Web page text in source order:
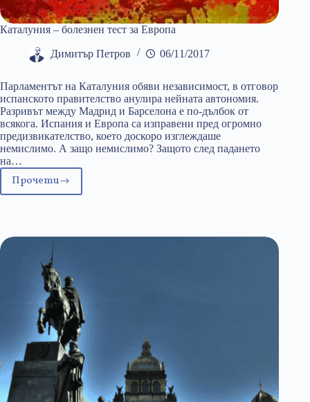
Каталуния – болезнен тест за Европа
Димитър Петров 06/11/2017
Парламентът на Каталуния обяви независимост, в отговор
испанското правителство анулира нейната автономия.
Разривът между Мадрид и Барселона е по-дълбок от
всякога. Испания и Европа са изправени пред огромно
предизвикателство, което доскоро изглеждаше
немислимо. А защо немислимо? Защото след падането
на…
ПрочетиКаталуния
Европа